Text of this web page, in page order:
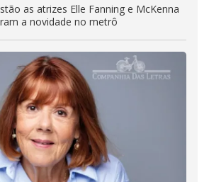
as atrizes Elle Fanning e McKenna
a novidade no metrô